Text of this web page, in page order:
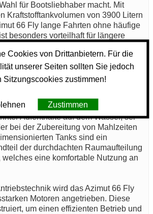
für Bootsliebhaber macht. Mit
Kraftstofftankvolumen von 3900 Litern
66 Fly lange Fahrten ohne häufige
besonders vorteilhaft für längere
des Kraftstoffs eine entscheidende
Azimut 66 Fly über einen
einem Fassungsvermögen von
für eine angenehme Versorgung
Aufenthalte auf dem Wasser, sei
bei der Zubereitung von Mahlzeiten
Tanks sind ein
der durchdachten Raumaufteilung
welches eine komfortable Nutzung an
wird das Azimut 66 Fly
Motoren angetrieben. Diese
um einen effizienten Betrieb und
Cookies von Drittanbietern. Für die
unserer Seiten sollten Sie jedoch
Sitzungscookies zustimmen!
Zustimmen